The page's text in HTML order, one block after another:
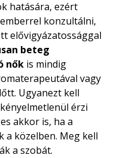
hatására, ezért
konzultálni,
elővigyázatossággal
beteg
nők is mindig
vagy
Ugyanezt kell
érzi
akkor is, ha a
a közelben. Meg kell
a szobát.